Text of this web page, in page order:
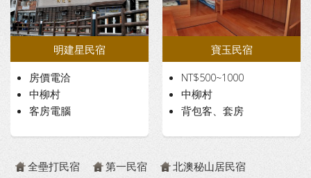
明建星民宿
房價電洽
中柳村
客房電腦
寶玉民宿
NT$500~1000
中柳村
背包客、套房
全壘打民宿 第一民宿
北澳秘山居民宿